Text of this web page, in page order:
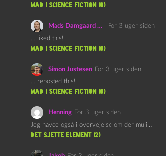
mad i science fiction (0)
Mads Damgaard Mortensen (Å)
For 3 uger siden
… liked this!
mad i science fiction (0)
Simon Justesen For 3 uger siden
… reposted this!
mad i science fiction (0)
Henning For 3 uger siden
Jeg havde også i overvejelse om der muligvis kunne være…
det sjette element (2)